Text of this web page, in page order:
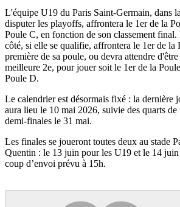
L'équipe U19 du Paris Saint-Germain, dans
disputer les playoffs, affrontera le 1er de la
Poule C, en fonction de son classement
côté, si elle se qualifie, affrontera le 1er de la
première de sa poule, ou devra attendre
meilleure 2e, pour jouer soit le 1er de la
Poule D.
Le calendrier est désormais fixé : la dernière
aura lieu le 10 mai 2026, suivie des quarts
demi-finales le 31 mai.
Les finales se joueront toutes deux au stade
Quentin : le 13 juin pour les U19 et le 14
coup d’envoi prévu à 15h.